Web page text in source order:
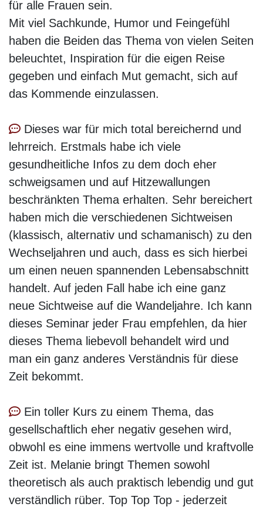
für alle Frauen sein.
Mit viel Sachkunde, Humor und Feingefühl
haben die Beiden das Thema von vielen Seiten
beleuchtet, Inspiration für die eigen Reise
gegeben und einfach Mut gemacht, sich auf
das Kommende einzulassen.
Dieses war für mich total bereichernd und
lehrreich. Erstmals habe ich viele
gesundheitliche Infos zu dem doch eher
schweigsamen und auf Hitzewallungen
beschränkten Thema erhalten. Sehr bereichert
haben mich die verschiedenen Sichtweisen
(klassisch, alternativ und schamanisch) zu den
Wechseljahren und auch, dass es sich hierbei
um einen neuen spannenden Lebensabschnitt
handelt. Auf jeden Fall habe ich eine ganz
neue Sichtweise auf die Wandeljahre. Ich kann
dieses Seminar jeder Frau empfehlen, da hier
dieses Thema liebevoll behandelt wird und
man ein ganz anderes Verständnis für diese
Zeit bekommt.
Ein toller Kurs zu einem Thema, das
gesellschaftlich eher negativ gesehen wird,
obwohl es eine immens wertvolle und kraftvolle
Zeit ist. Melanie bringt Themen sowohl
theoretisch als auch praktisch lebendig und gut
verständlich rüber. Top Top Top - jederzeit